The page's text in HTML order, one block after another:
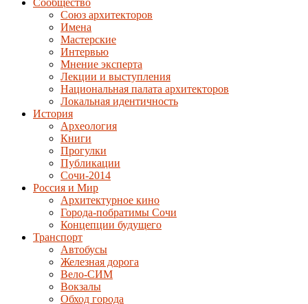
Сообщество
Союз архитекторов
Имена
Мастерские
Интервью
Мнение эксперта
Лекции и выступления
Национальная палата архитекторов
Локальная идентичность
История
Археология
Книги
Прогулки
Публикации
Сочи-2014
Россия и Мир
Архитектурное кино
Города-побратимы Сочи
Концепции будущего
Транспорт
Автобусы
Железная дорога
Вело-СИМ
Вокзалы
Обход города